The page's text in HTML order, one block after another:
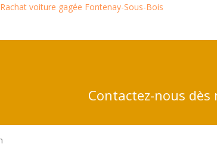
Rachat voiture gagée Fontenay-Sous-Bois
Contactez-nous